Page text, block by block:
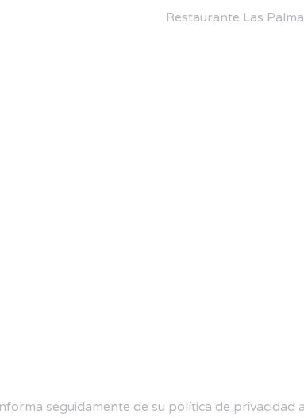
seguidamente de su política de